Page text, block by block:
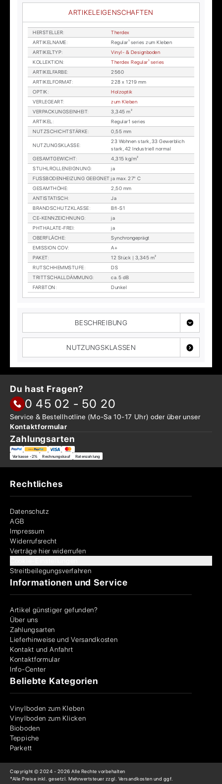
ARTIKELEIGENSCHAFTEN
HER­STEL­LER:
Therdex
AR­TI­KEL­NA­ME:
Re­gu­lar¹ se­ries zum Kle­ben
AR­TI­KEL­TYP:
Vi­nyl- & De­sign­bo­den
KOL­LEK­TI­ON:
Therdex Re­gu­lar¹ se­ries
AR­TI­KEL­FAR­BE:
2560
AR­TI­KEL­FOR­MAT:
228 x 1219 mm
OP­TIK:
Holz­op­tik
VER­LE­GE­ART:
zum Kle­ben
VER­PA­CKUNGS­EIN­HEIT:
3,345 m²
AR­TI­KEL:
Re­gu­lar1 se­ries
NUTZ­SCHICHT­STÄR­KE: 0,55 mm
NUT­ZUNGS­KLAS­SE:
23 Woh­nen stark, 33 Ge­werb­lich
stark, 42 In­dus­tri­ell nor­mal
GE­SAMT­GE­WICHT:
4,315 kg/m²
STUHL­ROL­LEN­EIG­NUNG:
ja
FUSS­BO­DEN­HEI­ZUNG GE­EIG­NET:ja max. 27° C
GE­SAMT­HÖ­HE:
2,50 mm
AN­TI­STA­TISCH:
Ja
BRAND­SCHUTZ­KLAS­SE:
Bfl-S1
CE-KENN­ZEICH­NUNG:
ja
PHTHA­LA­TE-FREI:
ja
OBER­FLÄ­CHE:
Syn­chron­ge­prägt
EMIS­SI­ON COV:
A+
PA­KET:
12 Stück | 3,345 m²
RUTSCH­HEMM­STU­FE:
DS
TRITT­SCHALL­DÄM­MUNG:
ca. 5 dB
FARB­TON: Dun­kel
BESCHREIBUNG
NUTZUNGSKLASSEN
Du hast Fragen?
0 45 02 - 50 20
Service & Bestellhotline (Mo-Sa 10-17 Uhr) oder überunser
Kontaktformular
Zahlungsarten
Vorkasse -2% Rechnungskauf Ratenzahlung
Rechtliches
Datenschutz
AGB
Impressum
Widerrufsrecht
Verträge hier widerrufen
Streitbeilegungsverfahren
Informationen und Service
Artikel günstiger gefunden?
Über uns
Zahlungsarten
Lieferhinweise und Versandkosten
Kontakt und Anfahrt
Kontaktformular
Info-Center
Beliebte Kategorien
Vinylboden zum Kleben
Vinylboden zum Klicken
Bioboden
Teppiche
Parkett
Copyright © 2024 - 2026 Alle Rechte vorbehalten
*Alle Preise inkl. gesetzl. Mehrwertsteuer zzgl. Versandkosten und ggf.